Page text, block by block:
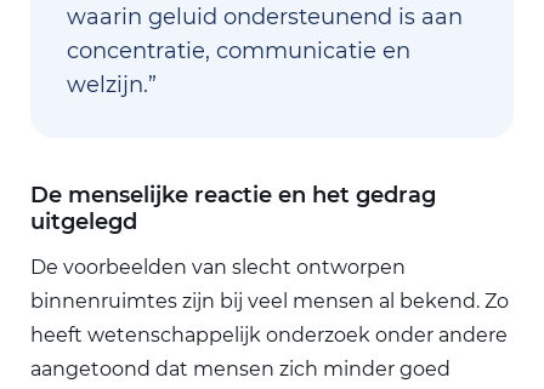
waarin geluid ondersteunend is aan
concentratie, communicatie en
welzijn.”
De menselijke reactie en het gedrag
uitgelegd
De voorbeelden van slecht ontworpen
binnenruimtes zijn bij veel mensen al bekend. Zo
heeft wetenschappelijk onderzoek onder andere
aangetoond dat mensen zich minder goed